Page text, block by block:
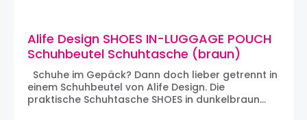
Alife Design SHOES IN-LUGGAGE POUCH
Schuhbeutel Schuhtasche (braun)
Schuhe im Gepäck? Dann doch lieber getrennt in
einem Schuhbeutel von Alife Design. Die
praktische Schuhtasche SHOES in dunkelbraun